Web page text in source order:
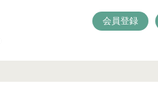
会員登録